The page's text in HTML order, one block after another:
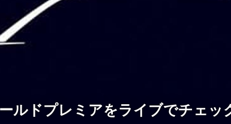
ルドプレミアをライブでチェッ